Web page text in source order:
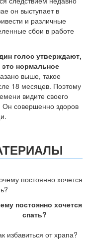
он выступает в
и различные
сбои в работе
голос утверждают,
нормальное
выше, такое
18 месяцев. Поэтому
видите своего
совершенно здоров
постоянно хочется
спать?